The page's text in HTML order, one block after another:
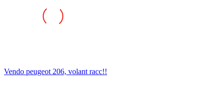
Vendo peugeot 206, volant racc!!